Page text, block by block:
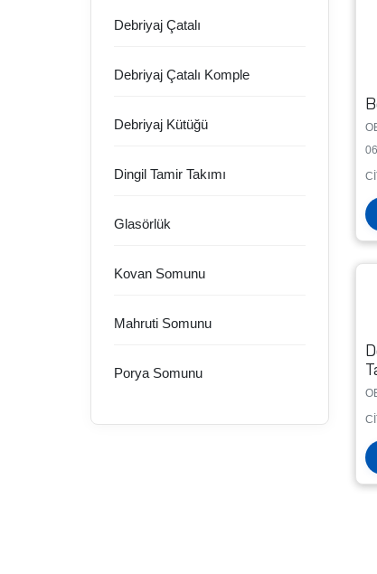
Debriyaj Çatalı
Debriyaj Çatalı Komple
Debriyaj Kütüğü
Dingil Tamir Takımı
Glasörlük
Kovan Somunu
Mahruti Somunu
Porya Somunu